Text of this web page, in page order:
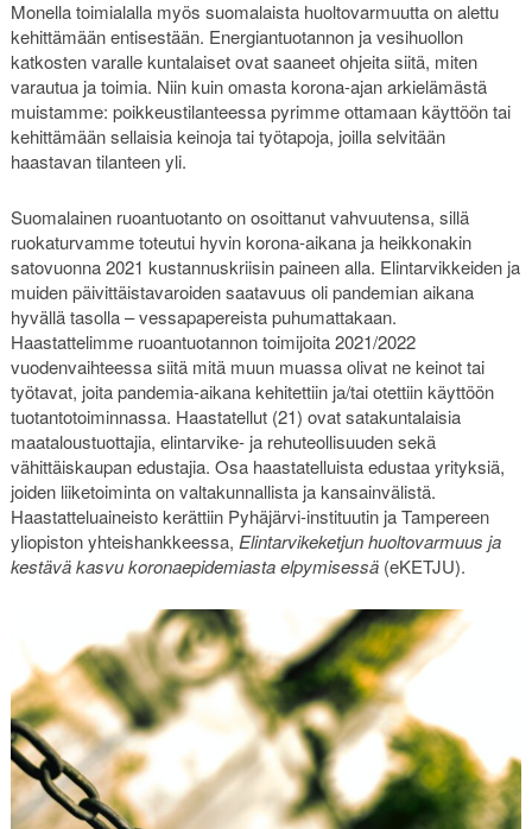
Monella toimialalla myös suomalaista huoltovarmuutta on alettu
kehittämään entisestään. Energiantuotannon ja vesihuollon
katkosten varalle kuntalaiset ovat saaneet ohjeita siitä, miten
varautua ja toimia. Niin kuin omasta korona-ajan arkielämästä
muistamme: poikkeustilanteessa pyrimme ottamaan käyttöön tai
kehittämään sellaisia keinoja tai työtapoja, joilla selvitään
haastavan tilanteen yli.
Suomalainen ruoantuotanto on osoittanut vahvuutensa, sillä
ruokaturvamme toteutui hyvin korona-aikana ja heikkonakin
satovuonna 2021 kustannuskriisin paineen alla. Elintarvikkeiden ja
muiden päivittäistavaroiden saatavuus oli pandemian aikana
hyvällä tasolla – vessapapereista puhumattakaan.
Haastattelimme ruoantuotannon toimijoita 2021/2022
vuodenvaihteessa siitä mitä muun muassa olivat ne keinot tai
työtavat, joita pandemia-aikana kehitettiin ja/tai otettiin käyttöön
tuotantotoiminnassa. Haastatellut (21) ovat satakuntalaisia
maataloustuottajia, elintarvike- ja rehuteollisuuden sekä
vähittäiskaupan edustajia. Osa haastatelluista edustaa yrityksiä,
joiden liiketoiminta on valtakunnallista ja kansainvälistä.
Haastatteluaineisto kerättiin Pyhäjärvi-instituutin ja Tampereen
yliopiston yhteishankkeessa, Elintarvikeketjun huoltovarmuus ja
kestävä kasvu koronaepidemiasta elpymisessä(eKETJU).